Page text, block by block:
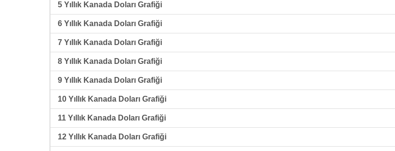
5 Yıllık Kanada Doları Grafiği
6 Yıllık Kanada Doları Grafiği
7 Yıllık Kanada Doları Grafiği
8 Yıllık Kanada Doları Grafiği
9 Yıllık Kanada Doları Grafiği
10 Yıllık Kanada Doları Grafiği
11 Yıllık Kanada Doları Grafiği
12 Yıllık Kanada Doları Grafiği